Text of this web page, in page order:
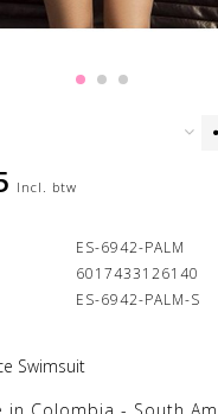
Incl. btw
ES-6942-PALM
6017433126140
ES-6942-PALM-S
Swimsuit